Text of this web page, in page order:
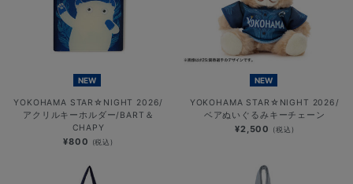
NEW
YOKOHAMA STAR☆NIGHT 2026/
アクリルキーホルダー/BART＆
CHAPY
¥800 (税込)
NEW
YOKOHAMA STAR☆NIGHT 2026/
ベアぬいぐるみキーチェーン
¥2,500 (税込)